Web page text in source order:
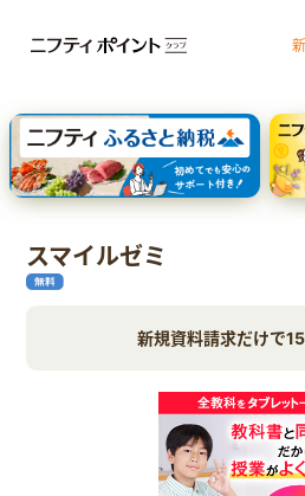
エポスカード【最短1週間程度付与】
【親権者さまの代理申込専用】三井住友
三井住友カード（NL）
スマイルゼミ
新規資料請求だけで